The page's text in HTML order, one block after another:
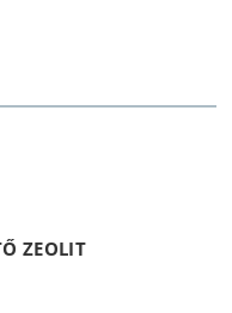
ZEOLIT